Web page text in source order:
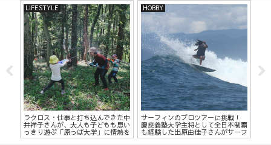
LIFESTYLE
ラクロス・仕事と打ち込んできた中
井祥子さんが、大人も子どもも思い
っきり遊ぶ「原っぱ大学」に情熱を
注ぐワケ【前編】
HOBBY
サーフィンのプロツアーに挑戦！
慶應義塾大学主将として全日本制覇
も経験した出原由佳子さんがサーフ
ィンの魅力を語る